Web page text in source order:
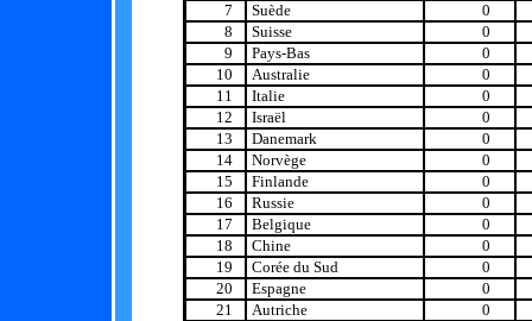
7
Suède
0
8
Suisse
0
9
Pays-Bas
0
10
Australie
0
11
Italie
0
12
Israël
0
13
Danemark
0
14
Norvège
0
15
Finlande
0
16
Russie
0
17
Belgique
0
18
Chine
0
19
Corée du Sud
0
20
Espagne
0
21
Autriche
0